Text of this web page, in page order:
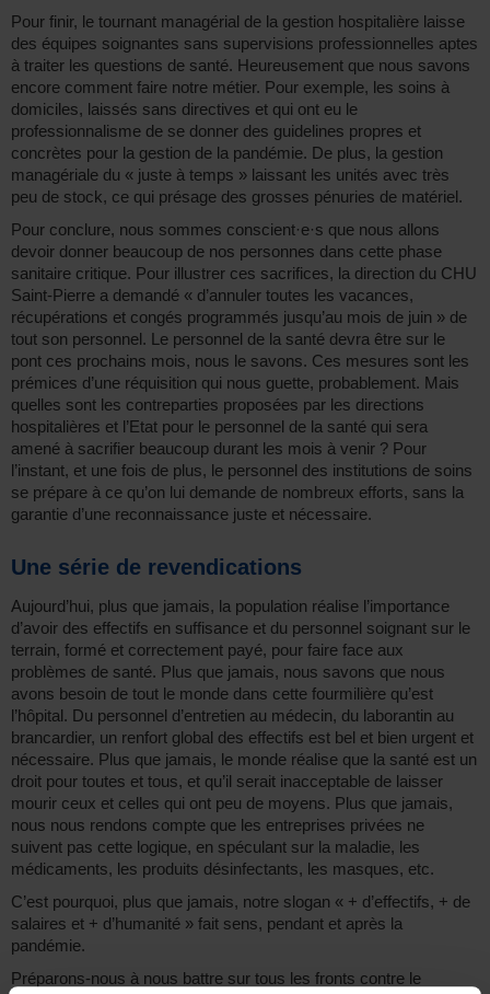
Pour finir, le tournant managérial de la gestion hospitalière laisse
des équipes soignantes sans supervisions professionnelles aptes
à traiter les questions de santé. Heureusement que nous savons
encore comment faire notre métier. Pour exemple, les soins à
domiciles, laissés sans directives et qui ont eu le
professionnalisme de se donner des guidelines propres et
concrètes pour la gestion de la pandémie. De plus, la gestion
managériale du « juste à temps » laissant les unités avec très
peu de stock, ce qui présage des grosses pénuries de matériel.
Pour conclure, nous sommes conscient·e·s que nous allons
devoir donner beaucoup de nos personnes dans cette phase
sanitaire critique. Pour illustrer ces sacrifices, la direction du CHU
Saint-Pierre a demandé « d’annuler toutes les vacances,
récupérations et congés programmés jusqu’au mois de juin » de
tout son personnel. Le personnel de la santé devra être sur le
pont ces prochains mois, nous le savons. Ces mesures sont les
prémices d’une réquisition qui nous guette, probablement. Mais
quelles sont les contreparties proposées par les directions
hospitalières et l’Etat pour le personnel de la santé qui sera
amené à sacrifier beaucoup durant les mois à venir ? Pour
l’instant, et une fois de plus, le personnel des institutions de soins
se prépare à ce qu’on lui demande de nombreux efforts, sans la
garantie d’une reconnaissance juste et nécessaire.
Une série de revendications
Aujourd’hui, plus que jamais, la population réalise l’importance
d’avoir des effectifs en suffisance et du personnel soignant sur le
terrain, formé et correctement payé, pour faire face aux
problèmes de santé. Plus que jamais, nous savons que nous
avons besoin de tout le monde dans cette fourmilière qu’est
l’hôpital. Du personnel d’entretien au médecin, du laborantin au
brancardier, un renfort global des effectifs est bel et bien urgent et
nécessaire. Plus que jamais, le monde réalise que la santé est un
droit pour toutes et tous, et qu’il serait inacceptable de laisser
mourir ceux et celles qui ont peu de moyens. Plus que jamais,
nous nous rendons compte que les entreprises privées ne
suivent pas cette logique, en spéculant sur la maladie, les
médicaments, les produits désinfectants, les masques, etc.
C’est pourquoi, plus que jamais, notre slogan « + d’effectifs, + de
salaires et + d’humanité » fait sens, pendant et après la
pandémie.
Préparons-nous à nous battre sur tous les fronts contre le